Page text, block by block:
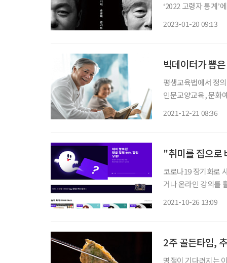
‘2022 고령자 통계’
2023-01-20 09:13
빅데이터가 뽑
평생교육법에서 정
인문교양교육, 문화
2021-12-21 08:36
"취미를 집으로
코로나19 장기화로
거나 온라인 강의를 활
2021-10-26 13:09
2주 골든타임,
명절이 기다려지는